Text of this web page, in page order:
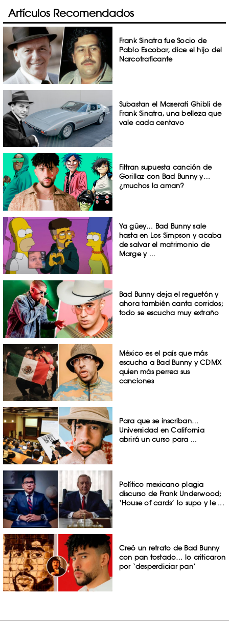
Artículos Recomendados
Frank Sinatra fue Socio de
Pablo Escobar, dice el hijo del
Narcotraficante
Subastan el Maserati Ghibli de
Frank Sinatra, una belleza que
vale cada centavo
Filtran supuesta canción de
Gorillaz con Bad Bunny y…
¿muchos la aman?
Ya güey… Bad Bunny sale
hasta en Los Simpson y acaba
de salvar el matrimonio de
Marge y ...
Bad Bunny deja el reguetón y
ahora también canta corridos;
todo se escucha muy extraño
México es el país que más
escucha a Bad Bunny y CDMX
quien más perrea sus
canciones
Para que se inscriban…
Universidad en California
abrirá un curso para ...
Político mexicano plagia
discurso de Frank Underwood;
‘House of cards’ lo supo y le ...
Creó un retrato de Bad Bunny
con pan tostado… lo criticaron
por ‘desperdiciar pan’